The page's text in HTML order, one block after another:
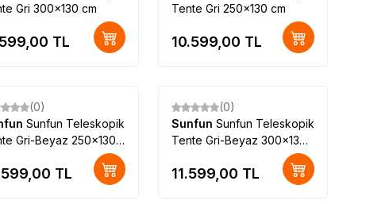
Gri 300x130 cm
TL
Tente Gri 250x130 cm
10.599,00 TL
(0)
Sunfun Teleskopik
Gri-Beyaz 250x130
TL
(0)
Sunfun Sunfun Teleskopik
Tente Gri-Beyaz 300x130
11.599,00 TL